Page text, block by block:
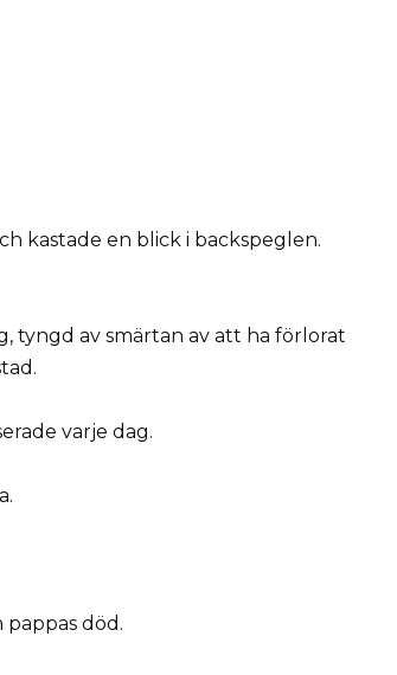
kastade en blick i backspeglen.
tyngd av smärtan av att ha förlorat
varje dag.
död.